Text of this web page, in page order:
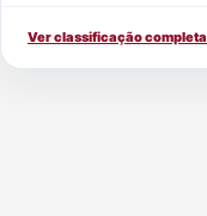
Ver classificação completa